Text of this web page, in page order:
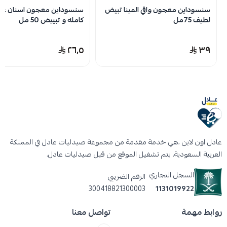
سنسوداين معجون واقي المينا تبيض
لطيف 75مل
٣٩
سنسوداين معجون اسنان
كامله و تبييض 50 مل
٢٦٫٥
عادل اون لاين ،هي خدمة مقدمة من مجموعة صيدليات عادل في المملكة
العربية السعودية. يتم تشغيل الموقع من قبل صيدليات عادل.
السجل التجاري
1131019922
الرقم الضريبي
300418821300003
روابط مهمة تواصل معنا